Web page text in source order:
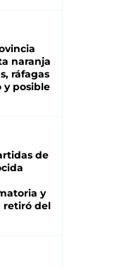
naranja
ráfagas
y posible
de
y
retiró del